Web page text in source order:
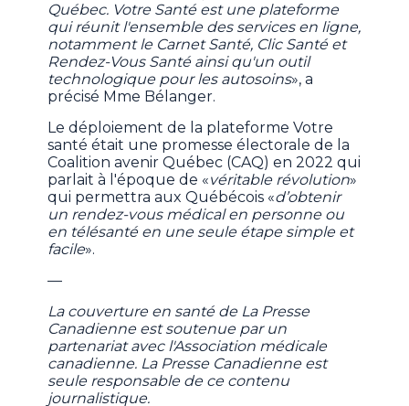
Québec. Votre Santé est une plateforme
qui réunit l'ensemble des services en ligne,
notamment le Carnet Santé, Clic Santé et
Rendez-Vous Santé ainsi qu'un outil
technologique pour les autosoins», a
précisé Mme Bélanger.
Le déploiement de la plateforme Votre
santé était une promesse électorale de la
Coalition avenir Québec (CAQ) en 2022 qui
parlait à l'époque de «véritable révolution»
qui permettra aux Québécois «d’obtenir
un rendez-vous médical en personne ou
en télésanté en une seule étape simple et
facile».
—
La couverture en santé de La Presse
Canadienne est soutenue par un
partenariat avec l'Association médicale
canadienne. La Presse Canadienne est
seule responsable de ce contenu
journalistique.